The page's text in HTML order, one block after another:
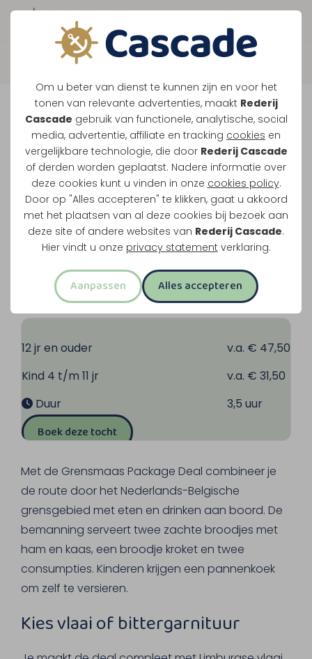
Om u beter van dienst te kunnen zijn en voor het
tonen van relevante advertenties, maakt Rederij
Cascade gebruik van functionele, analytische, social
media, advertentie, affiliate en tracking cookies en
vergelijkbare technologie, die door Rederij Cascade
of derden worden geplaatst. Nadere informatie over
deze cookies kunt u vinden in onze cookies policy.
Door op "Alles accepteren" te klikken, gaat u akkoord
met het plaatsen van al deze cookies bij bezoek aan
deze site of andere websites van Rederij Cascade.
Hier vindt u onze privacy statement verklaring.
Aanpassen Alles accepteren
Boek direct je vaart
Terug
Grensmaas Package Deal
Vaar door het grensgebied met lunch, Limburgse
vlaai of bittergarnituur en drankjes aan boord.
Onderweg zie je Koningsteen en De Spaanjerd.
Lunch en drankjes inbegrepen
Drieënhalf uur uur varen
Langs Koningsteen en De Spaanjerd
Pannenkoek voor kinderen
12 jr en ouder
v.a. € 47,50
Kind 4 t/m 11 jr
v.a. € 31,50
Duur
3,5 uur
Boek deze tocht
Met de Grensmaas Package Deal combineer je
de route door het Nederlands-Belgische
grensgebied met eten en drinken aan boord. De
bemanning serveert twee zachte broodjes met
ham en kaas, een broodje kroket en twee
consumpties. Kinderen krijgen een pannenkoek
om zelf te versieren.
Kies vlaai of bittergarnituur